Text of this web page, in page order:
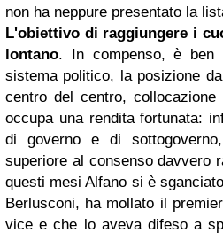
non ha neppure presentato la
L'obiettivo di raggiungere i
lontano. In compenso, è ben
sistema politico, la posizione
centro del centro,
occupa una rendita fortunata:
di governo e di
superiore al consenso davvero
questi mesi Alfano si è
Berlusconi, ha mollato il premier
vice e che lo aveva difeso a